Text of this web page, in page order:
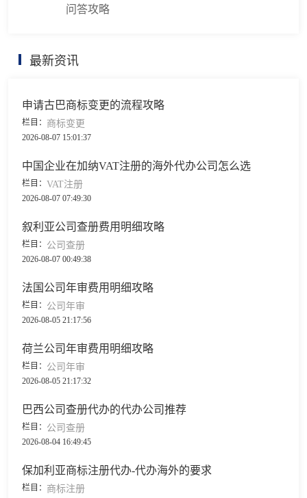
问答攻略
最新资讯
申请古巴商标变更的流程攻略
栏目： 商标变更
2026-08-07 15:01:37
中国企业在加纳VAT注册的海外代办公司怎么选
栏目： VAT注册
2026-08-07 07:49:30
叙利亚公司查册费用明细攻略
栏目： 公司查册
2026-08-07 00:49:38
法国公司年审费用明细攻略
栏目： 公司年审
2026-08-05 21:17:56
荷兰公司年审费用明细攻略
栏目： 公司年审
2026-08-05 21:17:32
巴西公司查册代办的代办公司推荐
栏目： 公司查册
2026-08-04 16:49:45
保加利亚商标注册代办-代办海外的要求
栏目： 商标注册